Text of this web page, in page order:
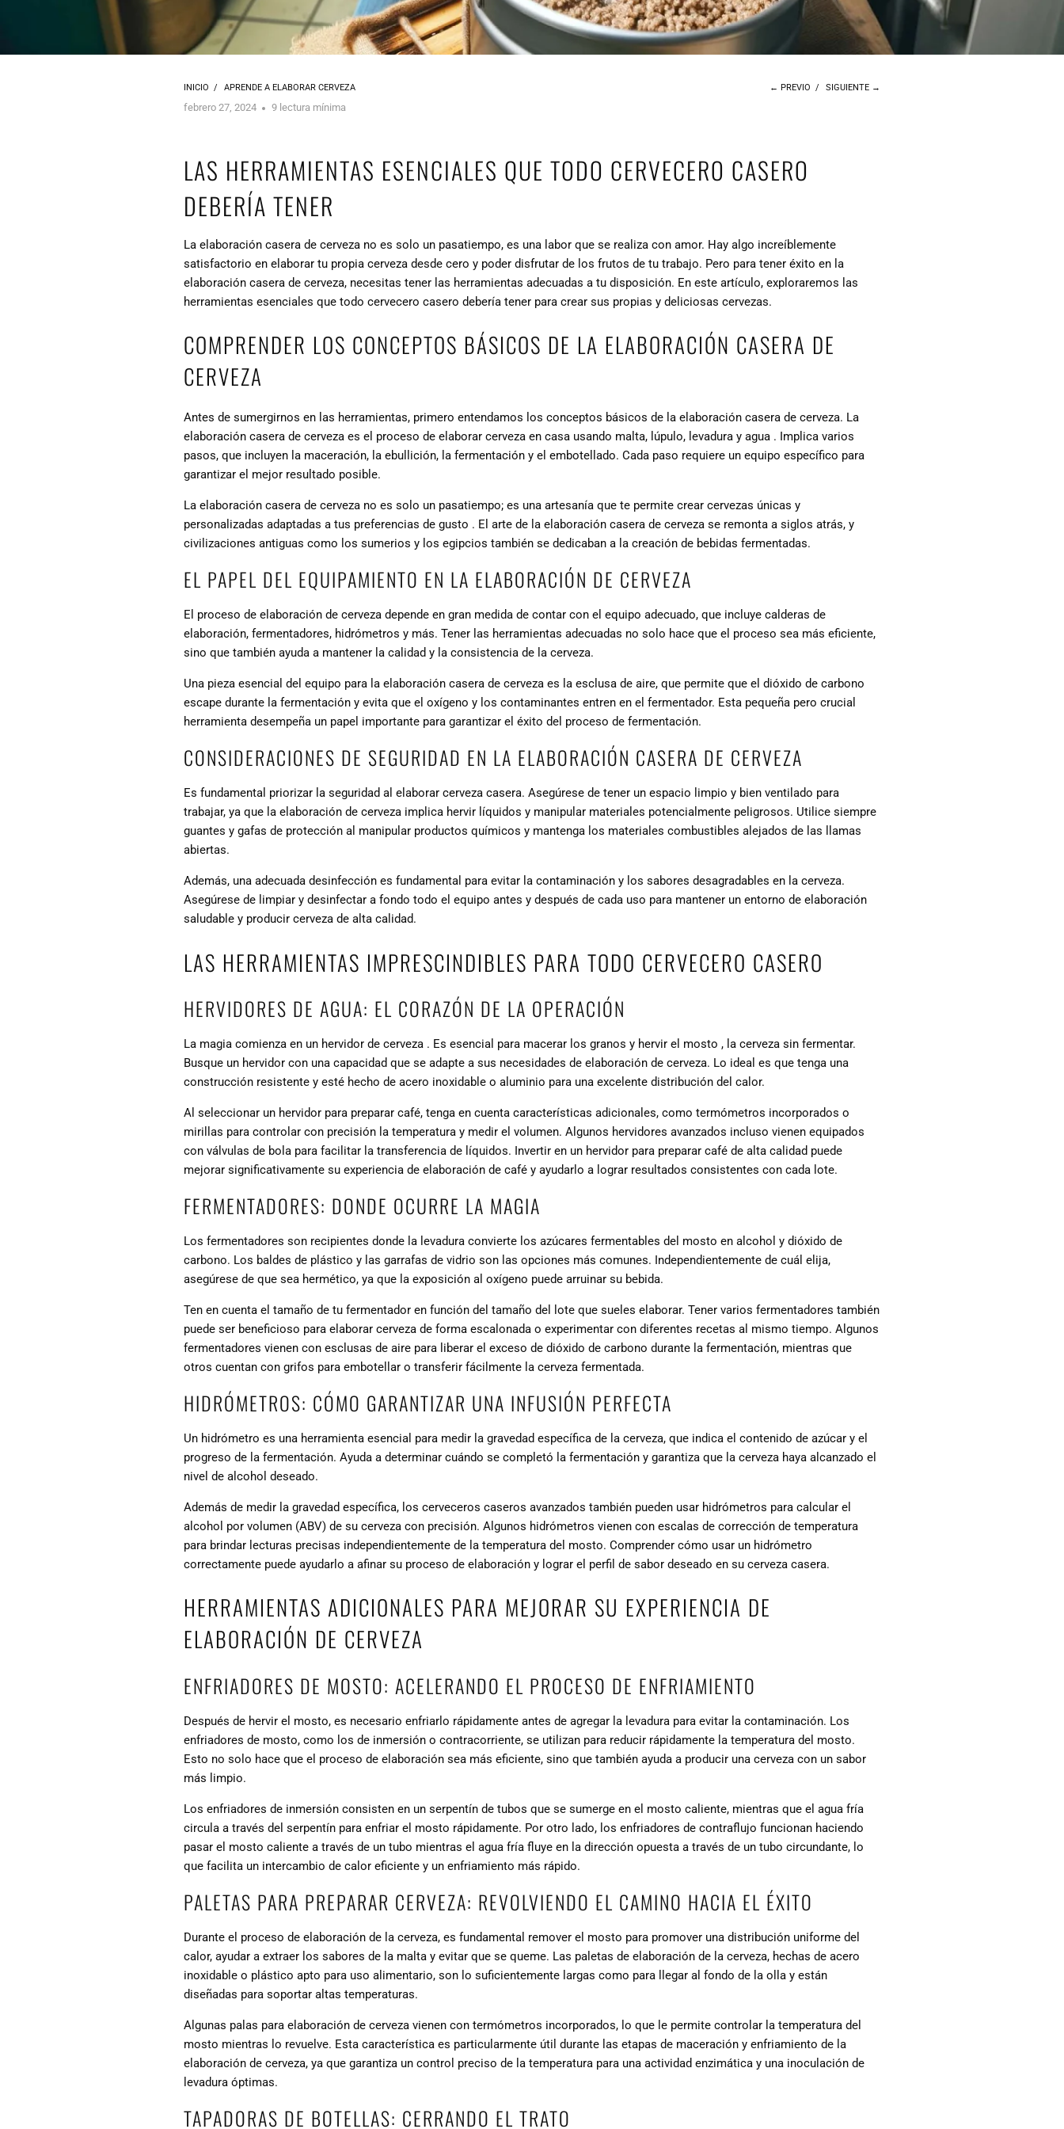
INICIO / APRENDE A ELABORAR CERVEZA ← PREVIO / SIGUIENTE →
febrero 27, 2024 9 lectura mínima
LAS HERRAMIENTAS ESENCIALES QUE TODO CERVECERO CASERO
DEBERÍA TENER
La elaboración casera de cerveza no es solo un pasatiempo, es una labor que se realiza con amor. Hay algo increíblemente
satisfactorio en elaborar tu propia cerveza desde cero y poder disfrutar de los frutos de tu trabajo. Pero para tener éxito en la
elaboración casera de cerveza, necesitas tener las herramientas adecuadas a tu disposición. En este artículo, exploraremos las
herramientas esenciales que todo cervecero casero debería tener para crear sus propias y deliciosas cervezas.
COMPRENDER LOS CONCEPTOS BÁSICOS DE LA ELABORACIÓN CASERA DE
CERVEZA
Antes de sumergirnos en las herramientas, primero entendamos los conceptos básicos de la elaboración casera de cerveza. La
elaboración casera de cerveza es el proceso de elaborar cerveza en casa usando malta, lúpulo, levadura y agua . Implica varios
pasos, que incluyen la maceración, la ebullición, la fermentación y el embotellado. Cada paso requiere un equipo específico para
garantizar el mejor resultado posible.
La elaboración casera de cerveza no es solo un pasatiempo; es una artesanía que te permite crear cervezas únicas y
personalizadas adaptadas a tus preferencias de gusto . El arte de la elaboración casera de cerveza se remonta a siglos atrás, y
civilizaciones antiguas como los sumerios y los egipcios también se dedicaban a la creación de bebidas fermentadas.
EL PAPEL DEL EQUIPAMIENTO EN LA ELABORACIÓN DE CERVEZA
El proceso de elaboración de cerveza depende en gran medida de contar con el equipo adecuado, que incluye calderas de
elaboración, fermentadores, hidrómetros y más. Tener las herramientas adecuadas no solo hace que el proceso sea más eficiente,
sino que también ayuda a mantener la calidad y la consistencia de la cerveza.
Una pieza esencial del equipo para la elaboración casera de cerveza es la esclusa de aire, que permite que el dióxido de carbono
escape durante la fermentación y evita que el oxígeno y los contaminantes entren en el fermentador. Esta pequeña pero crucial
herramienta desempeña un papel importante para garantizar el éxito del proceso de fermentación.
CONSIDERACIONES DE SEGURIDAD EN LA ELABORACIÓN CASERA DE CERVEZA
Es fundamental priorizar la seguridad al elaborar cerveza casera. Asegúrese de tener un espacio limpio y bien ventilado para
trabajar, ya que la elaboración de cerveza implica hervir líquidos y manipular materiales potencialmente peligrosos. Utilice siempre
guantes y gafas de protección al manipular productos químicos y mantenga los materiales combustibles alejados de las llamas
abiertas.
Además, una adecuada desinfección es fundamental para evitar la contaminación y los sabores desagradables en la cerveza.
Asegúrese de limpiar y desinfectar a fondo todo el equipo antes y después de cada uso para mantener un entorno de elaboración
saludable y producir cerveza de alta calidad.
LAS HERRAMIENTAS IMPRESCINDIBLES PARA TODO CERVECERO CASERO
HERVIDORES DE AGUA: EL CORAZÓN DE LA OPERACIÓN
La magia comienza en un hervidor de cerveza . Es esencial para macerar los granos y hervir el mosto , la cerveza sin fermentar.
Busque un hervidor con una capacidad que se adapte a sus necesidades de elaboración de cerveza. Lo ideal es que tenga una
construcción resistente y esté hecho de acero inoxidable o aluminio para una excelente distribución del calor.
Al seleccionar un hervidor para preparar café, tenga en cuenta características adicionales, como termómetros incorporados o
mirillas para controlar con precisión la temperatura y medir el volumen. Algunos hervidores avanzados incluso vienen equipados
con válvulas de bola para facilitar la transferencia de líquidos. Invertir en un hervidor para preparar café de alta calidad puede
mejorar significativamente su experiencia de elaboración de café y ayudarlo a lograr resultados consistentes con cada lote.
FERMENTADORES: DONDE OCURRE LA MAGIA
Los fermentadores son recipientes donde la levadura convierte los azúcares fermentables del mosto en alcohol y dióxido de
carbono. Los baldes de plástico y las garrafas de vidrio son las opciones más comunes. Independientemente de cuál elija,
asegúrese de que sea hermético, ya que la exposición al oxígeno puede arruinar su bebida.
Ten en cuenta el tamaño de tu fermentador en función del tamaño del lote que sueles elaborar. Tener varios fermentadores también
puede ser beneficioso para elaborar cerveza de forma escalonada o experimentar con diferentes recetas al mismo tiempo. Algunos
fermentadores vienen con esclusas de aire para liberar el exceso de dióxido de carbono durante la fermentación, mientras que
otros cuentan con grifos para embotellar o transferir fácilmente la cerveza fermentada.
HIDRÓMETROS: CÓMO GARANTIZAR UNA INFUSIÓN PERFECTA
Un hidrómetro es una herramienta esencial para medir la gravedad específica de la cerveza, que indica el contenido de azúcar y el
progreso de la fermentación. Ayuda a determinar cuándo se completó la fermentación y garantiza que la cerveza haya alcanzado el
nivel de alcohol deseado.
Además de medir la gravedad específica, los cerveceros caseros avanzados también pueden usar hidrómetros para calcular el
alcohol por volumen (ABV) de su cerveza con precisión. Algunos hidrómetros vienen con escalas de corrección de temperatura
para brindar lecturas precisas independientemente de la temperatura del mosto. Comprender cómo usar un hidrómetro
correctamente puede ayudarlo a afinar su proceso de elaboración y lograr el perfil de sabor deseado en su cerveza casera.
HERRAMIENTAS ADICIONALES PARA MEJORAR SU EXPERIENCIA DE
ELABORACIÓN DE CERVEZA
ENFRIADORES DE MOSTO: ACELERANDO EL PROCESO DE ENFRIAMIENTO
Después de hervir el mosto, es necesario enfriarlo rápidamente antes de agregar la levadura para evitar la contaminación. Los
enfriadores de mosto, como los de inmersión o contracorriente, se utilizan para reducir rápidamente la temperatura del mosto.
Esto no solo hace que el proceso de elaboración sea más eficiente, sino que también ayuda a producir una cerveza con un sabor
más limpio.
Los enfriadores de inmersión consisten en un serpentín de tubos que se sumerge en el mosto caliente, mientras que el agua fría
circula a través del serpentín para enfriar el mosto rápidamente. Por otro lado, los enfriadores de contraflujo funcionan haciendo
pasar el mosto caliente a través de un tubo mientras el agua fría fluye en la dirección opuesta a través de un tubo circundante, lo
que facilita un intercambio de calor eficiente y un enfriamiento más rápido.
PALETAS PARA PREPARAR CERVEZA: REVOLVIENDO EL CAMINO HACIA EL ÉXITO
Durante el proceso de elaboración de la cerveza, es fundamental remover el mosto para promover una distribución uniforme del
calor, ayudar a extraer los sabores de la malta y evitar que se queme. Las paletas de elaboración de la cerveza, hechas de acero
inoxidable o plástico apto para uso alimentario, son lo suficientemente largas como para llegar al fondo de la olla y están
diseñadas para soportar altas temperaturas.
Algunas palas para elaboración de cerveza vienen con termómetros incorporados, lo que le permite controlar la temperatura del
mosto mientras lo revuelve. Esta característica es particularmente útil durante las etapas de maceración y enfriamiento de la
elaboración de cerveza, ya que garantiza un control preciso de la temperatura para una actividad enzimática y una inoculación de
levadura óptimas.
TAPADORAS DE BOTELLAS: CERRANDO EL TRATO